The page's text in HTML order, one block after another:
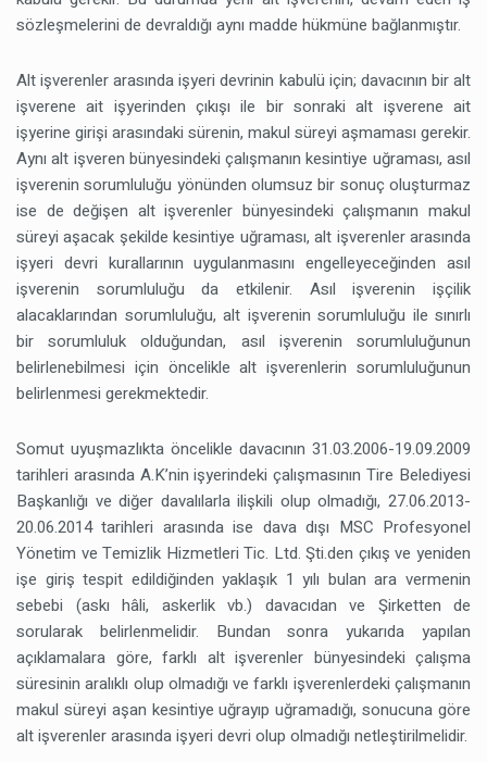
sözleşmelerini de devraldığı aynı madde hükmüne bağlanmıştır.
Alt işverenler arasında işyeri devrinin kabulü için; davacının bir alt
işverene ait işyerinden çıkışı ile bir sonraki alt işverene ait
işyerine girişi arasındaki sürenin, makul süreyi aşmaması gerekir.
Aynı alt işveren bünyesindeki çalışmanın kesintiye uğraması, asıl
işverenin sorumluluğu yönünden olumsuz bir sonuç oluşturmaz
ise de değişen alt işverenler bünyesindeki çalışmanın makul
süreyi aşacak şekilde kesintiye uğraması, alt işverenler arasında
işyeri devri kurallarının uygulanmasını engelleyeceğinden asıl
işverenin sorumluluğu da etkilenir. Asıl işverenin işçilik
alacaklarından sorumluluğu, alt işverenin sorumluluğu ile sınırlı
bir sorumluluk olduğundan, asıl işverenin sorumluluğunun
belirlenebilmesi için öncelikle alt işverenlerin sorumluluğunun
belirlenmesi gerekmektedir.
Somut uyuşmazlıkta öncelikle davacının 31.03.2006-19.09.2009
tarihleri arasında A.K’nin işyerindeki çalışmasının Tire Belediyesi
Başkanlığı ve diğer davalılarla ilişkili olup olmadığı, 27.06.2013-
20.06.2014 tarihleri arasında ise dava dışı MSC Profesyonel
Yönetim ve Temizlik Hizmetleri Tic. Ltd. Şti.den çıkış ve yeniden
işe giriş tespit edildiğinden yaklaşık 1 yılı bulan ara vermenin
sebebi (askı hâli, askerlik vb.) davacıdan ve Şirketten de
sorularak belirlenmelidir. Bundan sonra yukarıda yapılan
açıklamalara göre, farklı alt işverenler bünyesindeki çalışma
süresinin aralıklı olup olmadığı ve farklı işverenlerdeki çalışmanın
makul süreyi aşan kesintiye uğrayıp uğramadığı, sonucuna göre
alt işverenler arasında işyeri devri olup olmadığı netleştirilmelidir.